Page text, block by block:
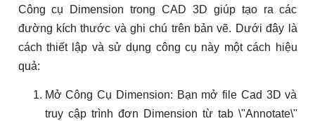
Công cụ Dimension trong CAD 3D giúp tạo ra các
đường kích thước và ghi chú trên bản vẽ. Dưới đây là
cách thiết lập và sử dụng công cụ này một cách hiệu
quả:
Mở Công Cụ Dimension: Bạn mở file Cad 3D và
truy cập trình đơn Dimension từ tab \"Annotate\"